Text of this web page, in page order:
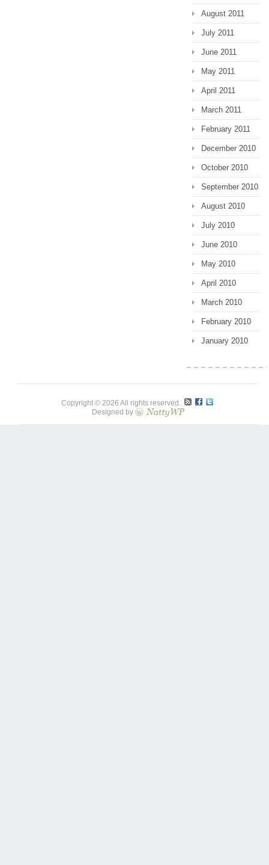
August 2011
July 2011
June 2011
May 2011
April 2011
March 2011
February 2011
December 2010
October 2010
September 2010
August 2010
July 2010
June 2010
May 2010
April 2010
March 2010
February 2010
January 2010
Copyright © 2026 All rights reserved.
Designed by